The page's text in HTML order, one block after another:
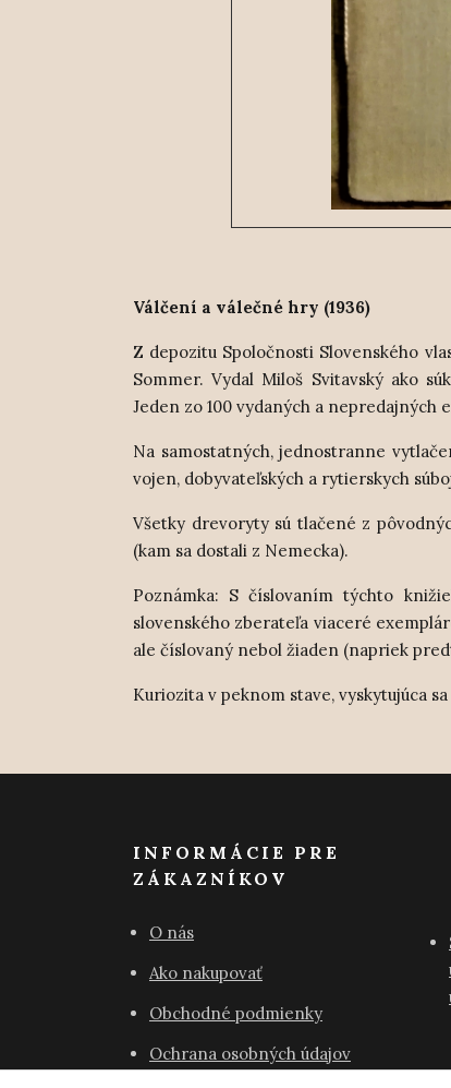
Válčení a válečné hry (1936)
Z depozitu Spoločnosti Slovenského
Sommer. Vydal Miloš Svitavský ako
Jeden zo 100 vydaných a nepredajných
Na samostatných, jednostranne
vojen, dobyvateľských a rytierskych
Všetky drevoryty sú tlačené z
(kam sa dostali z Nemecka).
Poznámka: S číslovaním týchto
slovenského zberateľa viaceré
ale číslovaný nebol žiaden (napriek
Kuriozita v peknom stave, vyskytujúca
INFORMÁCIE PRE
ZÁKAZNÍKOV
O nás
Ako nakupovať
Obchodné podmienky
Ochrana osobných údajov